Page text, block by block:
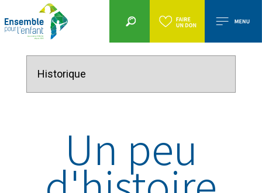
Un peu